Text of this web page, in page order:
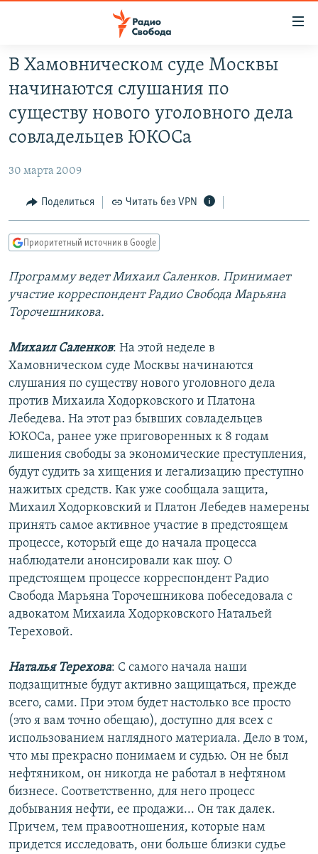
упрощенного
доступа
основному
Вернутся
главной
Вернутся
поиску
АВТОРСКИЕ ПРОЕКТЫ
МНЕНИЯ
КУЛЬТУРА
КАВКАЗ.РЕАЛИИ
СЕВЕР.РЕАЛИИ
СИБИРЬ.РЕАЛИИ
ПОДПИШИТЕСЬ НА РАССЫЛКУ
СОЦИАЛЬНЫЕ СЕТИ
Все сайты РСЕ/РС
В Хамовническом суде Москвы
начинаются слушания по
существу нового уголовного дела
совладельцев ЮКОСа
30 марта 2009
Поделиться Читать без VPN
Приоритетный источник в Google
Программу ведет Михаил Саленков. Принимает
участие корреспондент Радио Свобода Марьяна
Торочешникова.
Михаил Саленков: На этой неделе в
Хамовническом суде Москвы начинаются
слушания по существу нового уголовного дела
против Михаила Ходорковского и Платона
Лебедева. На этот раз бывших совладельцев
ЮКОСа, ранее уже приговоренных к 8 годам
лишения свободы за экономические преступления,
будут судить за хищения и легализацию преступно
нажитых средств. Как уже сообщала защита,
Михаил Ходорковский и Платон Лебедев намерены
принять самое активное участие в предстоящем
процессе, который еще до начала процесса
наблюдатели анонсировали как шоу. О
предстоящем процессе корреспондент Радио
Свобода Марьяна Торочешникова побеседовала с
адвокатом Михаила Ходорковского Натальей
Тереховой.
Наталья Терехова: С самого начала наши
подзащитные будут активно защищаться, прежде
всего, сами. При этом будет настолько все просто
(это я вам точно обещаю), доступно для всех с
использованием наглядного материала. Дело в том,
что мы прекрасно понимаем и судью. Он не был
нефтяником, он никогда не работал в нефтяном
бизнесе. Соответственно, для него процесс
добывания нефти, ее продажи... Он так далек.
Причем, тем правоотношения, которые нам
придется исследовать, они больше близки судье